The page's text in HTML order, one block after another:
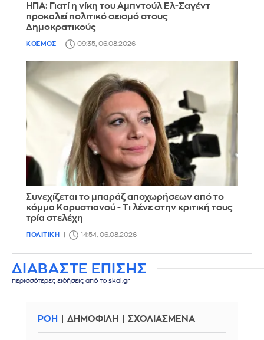
ΗΠΑ: Γιατί η νίκη του Αμπντούλ Ελ-Σαγέντ
προκαλεί πολιτικό σεισμό στους
Δημοκρατικούς
ΚΟΣΜΟΣ 09:35, 06.08.2026
Συνεχίζεται το μπαράζ αποχωρήσεων από το
κόμμα Καρυστιανού - Τι λένε στην κριτική τους
τρία στελέχη
ΠΟΛΙΤΙΚΗ 14:54, 06.08.2026
ΔΙΑΒΑΣΤΕ ΕΠΙΣΗΣ
περισσότερες ειδήσεις από το skai.gr
ΡΟΗ ΔΗΜΟΦΙΛΗ ΣΧΟΛΙΑΣΜΕΝΑ